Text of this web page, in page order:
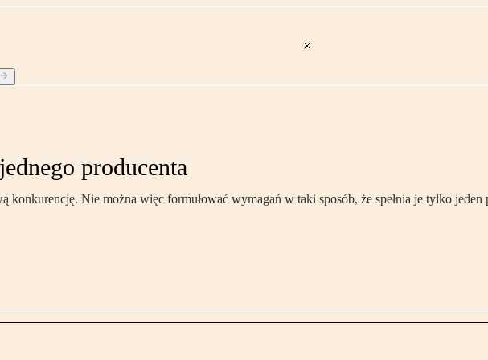
producenta
konkurencję. Nie można więc formułować wymagań w taki sposób, że spełnia je tylko jeden